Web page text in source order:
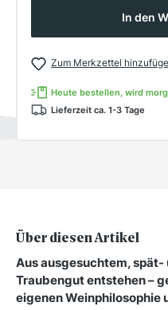
In den
Zum Merkzettel
Heute bestellen, wird
Lieferzeit ca. 1-3 Tage
Über diesen Artikel
Aus ausgesuchtem,
Traubengut entstehen –
eigenen Weinphilosophie